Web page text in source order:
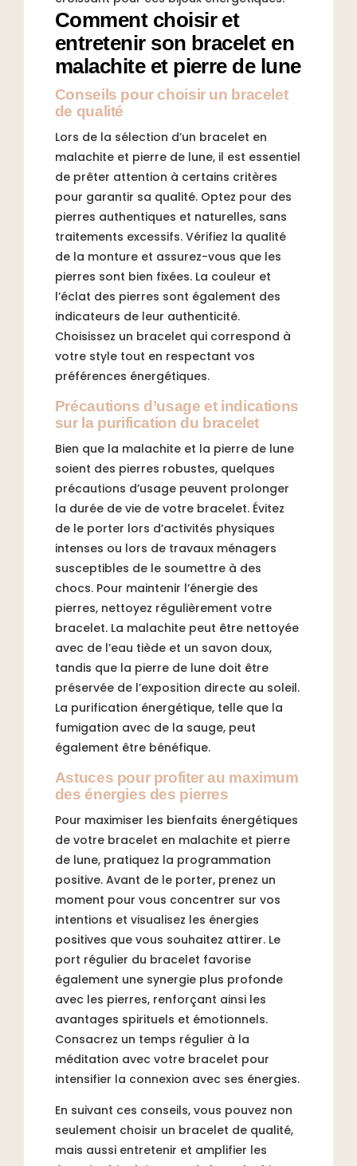
Comment choisir et
entretenir son bracelet en
malachite et pierre de lune
Conseils pour choisir un bracelet
de qualité
Lors de la sélection d’un bracelet en
malachite et pierre de lune, il est essentiel
de prêter attention à certains critères
pour garantir sa qualité. Optez pour des
pierres authentiques et naturelles, sans
traitements excessifs. Vérifiez la qualité
de la monture et assurez-vous que les
pierres sont bien fixées. La couleur et
l’éclat des pierres sont également des
indicateurs de leur authenticité.
Choisissez un bracelet qui correspond à
votre style tout en respectant vos
préférences énergétiques.
Précautions d’usage et indications
sur la purification du bracelet
Bien que la malachite et la pierre de lune
soient des pierres robustes, quelques
précautions d’usage peuvent prolonger
la durée de vie de votre bracelet. Évitez
de le porter lors d’activités physiques
intenses ou lors de travaux ménagers
susceptibles de le soumettre à des
chocs. Pour maintenir l’énergie des
pierres, nettoyez régulièrement votre
bracelet. La malachite peut être nettoyée
avec de l’eau tiède et un savon doux,
tandis que la pierre de lune doit être
préservée de l’exposition directe au soleil.
La purification énergétique, telle que la
fumigation avec de la sauge, peut
également être bénéfique.
Astuces pour profiter au maximum
des énergies des pierres
Pour maximiser les bienfaits énergétiques
de votre bracelet en malachite et pierre
de lune, pratiquez la programmation
positive. Avant de le porter, prenez un
moment pour vous concentrer sur vos
intentions et visualisez les énergies
positives que vous souhaitez attirer. Le
port régulier du bracelet favorise
également une synergie plus profonde
avec les pierres, renforçant ainsi les
avantages spirituels et émotionnels.
Consacrez un temps régulier à la
méditation avec votre bracelet pour
intensifier la connexion avec ses énergies.
En suivant ces conseils, vous pouvez non
seulement choisir un bracelet de qualité,
mais aussi entretenir et amplifier les